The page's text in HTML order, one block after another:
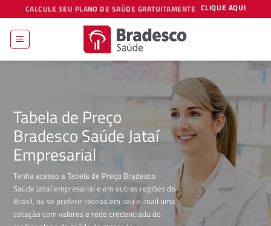
to
content
CALCULE SEU PLANO DE SAÚDE GRATUITAMENTE CLIQUE AQUI
Tabela de Preço
Bradesco Saúde Jataí
Empresarial
Tenha acesso a Tabela de Preço Bradesco
Saúde Jataí empresarial e em outras regiões do
Brasil, ou se preferir receba em seu e-mail uma
cotação com valores e rede credenciada do